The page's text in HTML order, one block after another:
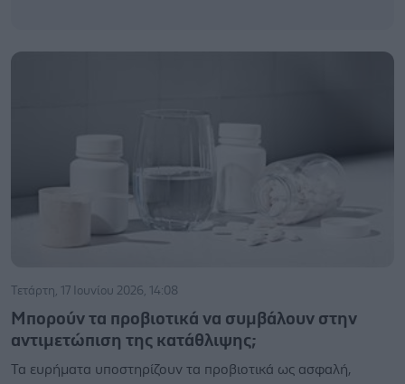
Τετάρτη, 17 Ιουνίου 2026, 14:08
Μπορούν τα προβιοτικά να συμβάλουν στην
αντιμετώπιση της κατάθλιψης;
Τα ευρήματα υποστηρίζουν τα προβιοτικά ως ασφαλή,